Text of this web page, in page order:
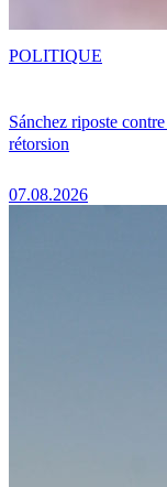
Sánchez riposte
rétorsion
07.08.2026
POLITIQUE